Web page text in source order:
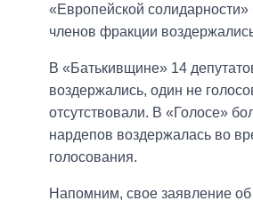
«Европейской
членов фракции
В «Батькивщине» 14
воздержались, один не
отсутствовали. В «Голосе»
нардепов воздержалась во
голосования.
Напомним, свое заявление об